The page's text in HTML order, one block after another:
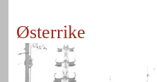
Østerrike